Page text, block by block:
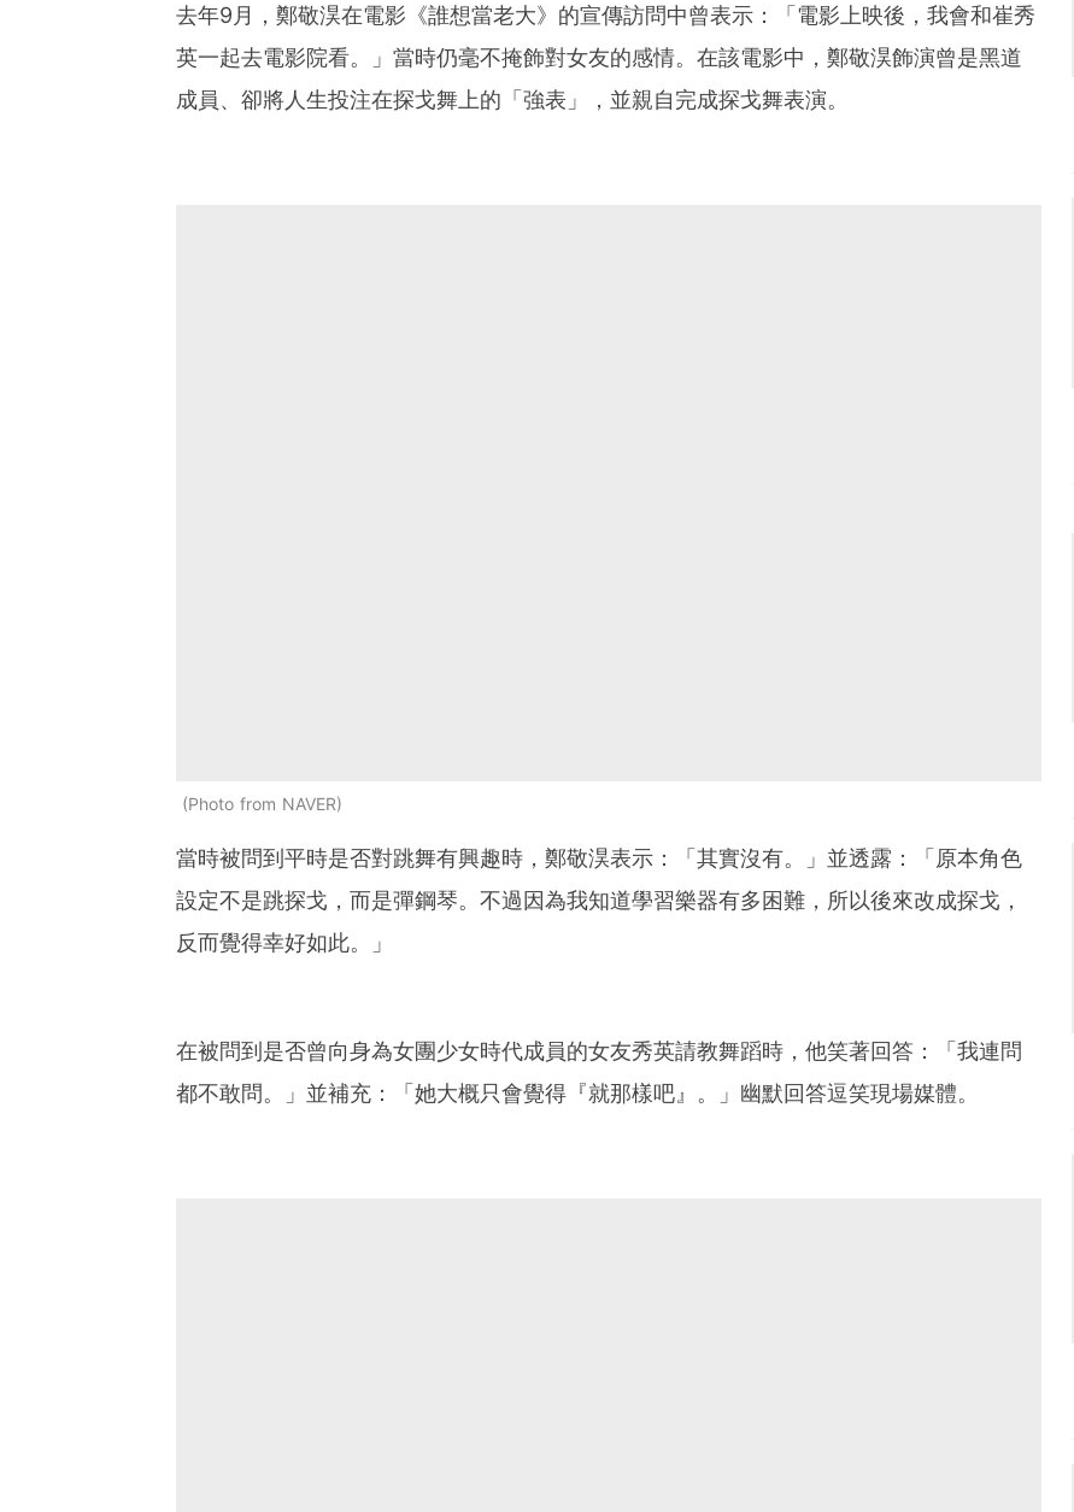
去年9月，鄭敬淏在電影《誰想當老大》的宣傳訪問中曾表示：「電影上映後，我會和崔秀
英一起去電影院看。」當時仍毫不掩飾對女友的感情。在該電影中，鄭敬淏飾演曾是黑道
成員、卻將人生投注在探戈舞上的「強表」，並親自完成探戈舞表演。
Photo from NAVER
當時被問到平時是否對跳舞有興趣時，鄭敬淏表示：「其實沒有。」並透露：「原本角色
設定不是跳探戈，而是彈鋼琴。不過因為我知道學習樂器有多困難，所以後來改成探戈，
反而覺得幸好如此。」
在被問到是否曾向身為女團少女時代成員的女友秀英請教舞蹈時，他笑著回答：「我連問
都不敢問。」並補充：「她大概只會覺得『就那樣吧』。」幽默回答逗笑現場媒體。